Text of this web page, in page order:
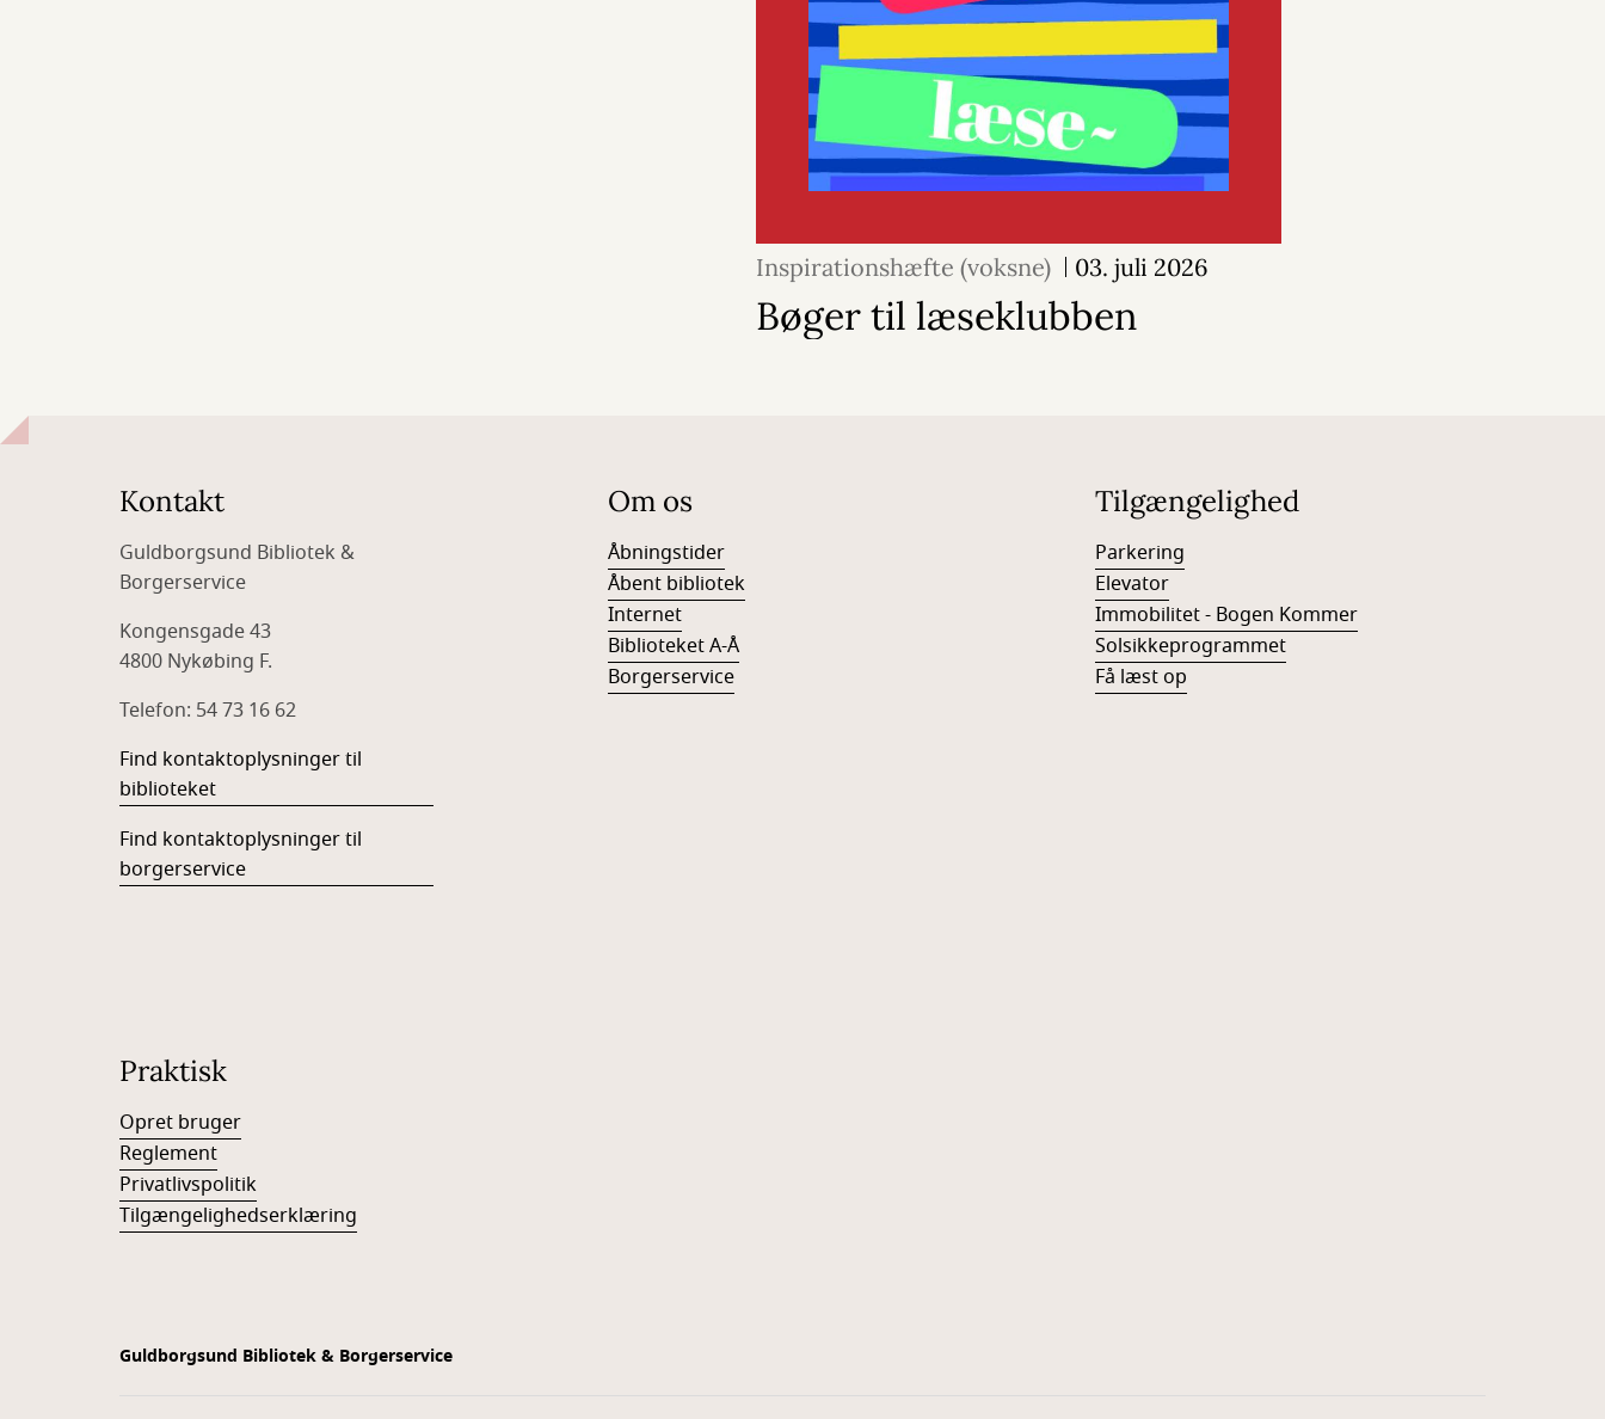
Inspirationshæfte (voksne) 03. juli 2026
Bøger til læseklubben
Kontakt
Guldborgsund Bibliotek &
Borgerservice
Kongensgade 43
4800 Nykøbing F.
Telefon: 54 73 16 62
Find kontaktoplysninger til
biblioteket
Find kontaktoplysninger til
borgerservice
Om os
Åbningstider
Åbent bibliotek
Internet
Biblioteket A-Å
Borgerservice
Tilgængelighed
Parkering
Elevator
Immobilitet - Bogen Kommer
Solsikkeprogrammet
Få læst op
Praktisk
Opret bruger
Reglement
Privatlivspolitik
Tilgængelighedserklæring
Guldborgsund Bibliotek & Borgerservice